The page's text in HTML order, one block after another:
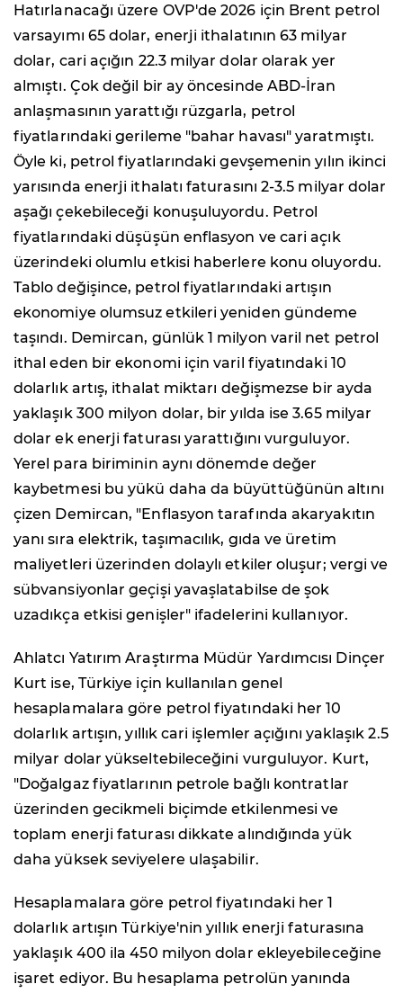
Hatırlanacağı üzere OVP'de 2026 için Brent petrol
varsayımı 65 dolar, enerji ithalatının 63 milyar
dolar, cari açığın 22.3 milyar dolar olarak yer
almıştı. Çok değil bir ay öncesinde ABD-İran
anlaşmasının yarattığı rüzgarla, petrol
fiyatlarındaki gerileme "bahar havası" yaratmıştı.
Öyle ki, petrol fiyatlarındaki gevşemenin yılın ikinci
yarısında enerji ithalatı faturasını 2-3.5 milyar dolar
aşağı çekebileceği konuşuluyordu. Petrol
fiyatlarındaki düşüşün enflasyon ve cari açık
üzerindeki olumlu etkisi haberlere konu oluyordu.
Tablo değişince, petrol fiyatlarındaki artışın
ekonomiye olumsuz etkileri yeniden gündeme
taşındı. Demircan, günlük 1 milyon varil net petrol
ithal eden bir ekonomi için varil fiyatındaki 10
dolarlık artış, ithalat miktarı değişmezse bir ayda
yaklaşık 300 milyon dolar, bir yılda ise 3.65 milyar
dolar ek enerji faturası yarattığını vurguluyor.
Yerel para biriminin aynı dönemde değer
kaybetmesi bu yükü daha da büyüttüğünün altını
çizen Demircan, "Enflasyon tarafında akaryakıtın
yanı sıra elektrik, taşımacılık, gıda ve üretim
maliyetleri üzerinden dolaylı etkiler oluşur; vergi ve
sübvansiyonlar geçişi yavaşlatabilse de şok
uzadıkça etkisi genişler" ifadelerini kullanıyor.
Ahlatcı Yatırım Araştırma Müdür Yardımcısı Dinçer
Kurt ise, Türkiye için kullanılan genel
hesaplamalara göre petrol fiyatındaki her 10
dolarlık artışın, yıllık cari işlemler açığını yaklaşık 2.5
milyar dolar yükseltebileceğini vurguluyor. Kurt,
"Doğalgaz fiyatlarının petrole bağlı kontratlar
üzerinden gecikmeli biçimde etkilenmesi ve
toplam enerji faturası dikkate alındığında yük
daha yüksek seviyelere ulaşabilir.
Hesaplamalara göre petrol fiyatındaki her 1
dolarlık artışın Türkiye'nin yıllık enerji faturasına
yaklaşık 400 ila 450 milyon dolar ekleyebileceğine
işaret ediyor. Bu hesaplama petrolün yanında